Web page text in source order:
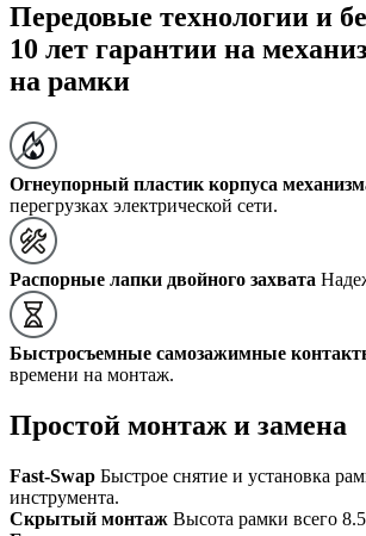
Передовые технологии и
10 лет гарантии на
на рамки
Огнеупорный пластик корпуса
перегрузках электрической сети.
Распорные лапки двойного захвата
Быстросъемные самозажимные
времени на монтаж.
Простой монтаж и замена
Fast-Swap Быстрое снятие и установка
инструмента.
Скрытый монтаж Высота рамки всего